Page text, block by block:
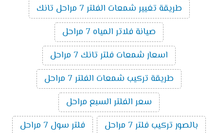
طريقة تغيير شمعات الفلتر 7 مراحل تانك
صيانة فلاتر المياه 7 مراحل
اسعار شمعات فلتر تانك 7 مراحل
طريقة تركيب شمعات الفلتر 7 مراحل
سعر الفلتر السبع مراحل
بالصور تركيب فلتر 7 مراحل
فلتر سول 7 مراحل